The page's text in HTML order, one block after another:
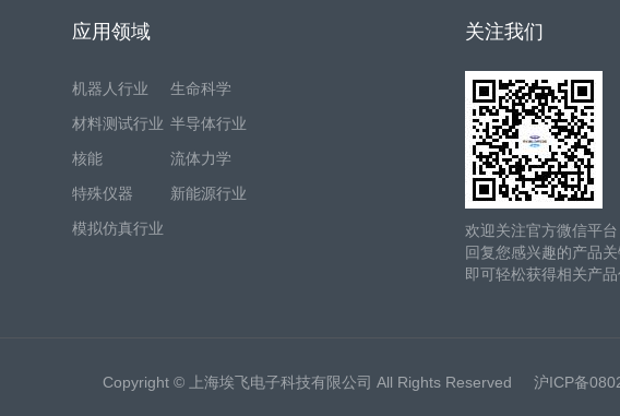
应用领域
机器人行业
生命科学
材料测试行业 半导体行业
核能
流体力学
特殊仪器
新能源行业
模拟仿真行业
关注我们
欢迎关注官方微信平台
回复您感兴趣的产品关
即可轻松获得相关产品
Copyright © 上海埃飞电子科技有限公司 All Rights Reserved 沪ICP备